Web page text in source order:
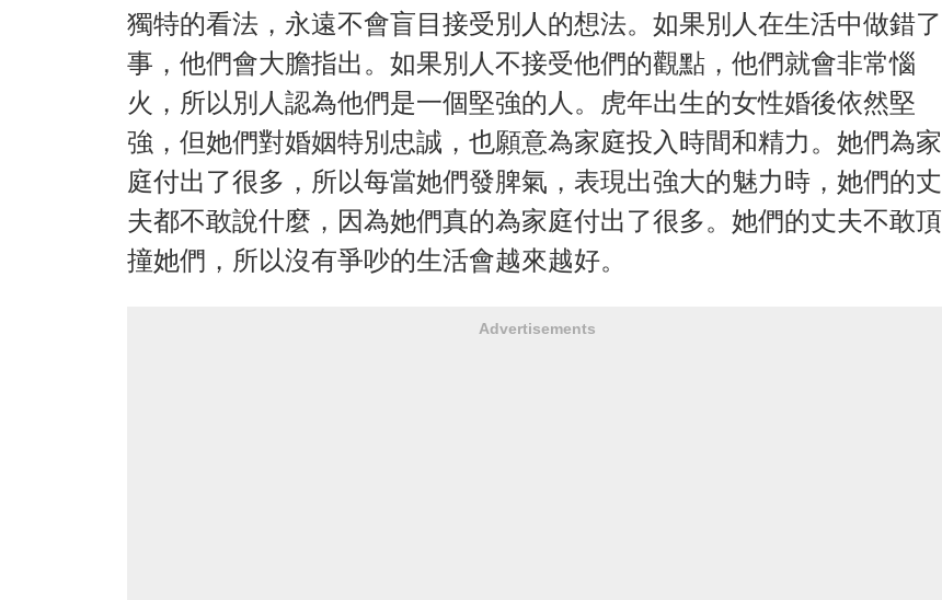
獨特的看法，永遠不會盲目接受別人的想法。如果別人在生活中做錯了
事，他們會大膽指出。如果別人不接受他們的觀點，他們就會非常惱
火，所以別人認為他們是一個堅強的人。虎年出生的女性婚後依然堅
強，但她們對婚姻特別忠誠，也願意為家庭投入時間和精力。她們為家
庭付出了很多，所以每當她們發脾氣，表現出強大的魅力時，她們的丈
夫都不敢說什麼，因為她們真的為家庭付出了很多。她們的丈夫不敢頂
撞她們，所以沒有爭吵的生活會越來越好。
Advertisements